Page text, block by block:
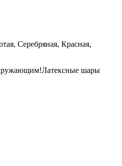
Серебряная, Красная,
шары